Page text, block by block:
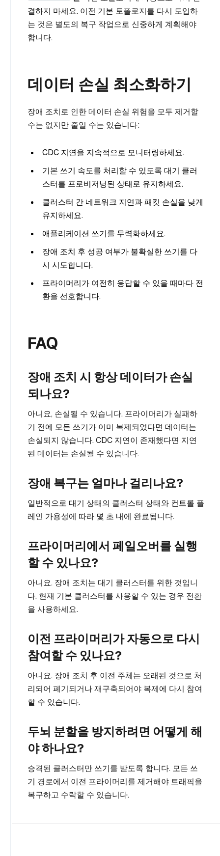
결하지 마세요. 이전 기본 토폴로지를 다시 도입하
는 것은 별도의 복구 작업으로 신중하게 계획해야
합니다.
데이터 손실 최소화하기
장애 조치로 인한 데이터 손실 위험을 모두 제거할
수는 없지만 줄일 수는 있습니다:
CDC 지연을 지속적으로 모니터링하세요.
기본 쓰기 속도를 처리할 수 있도록 대기 클러
스터를 프로비저닝된 상태로 유지하세요.
클러스터 간 네트워크 지연과 패킷 손실을 낮게
유지하세요.
애플리케이션 쓰기를 무력화하세요.
장애 조치 후 성공 여부가 불확실한 쓰기를 다
시 시도합니다.
프라이머리가 여전히 응답할 수 있을 때마다 전
환을 선호합니다.
FAQ
장애 조치 시 항상 데이터가 손실
되나요?
아니요, 손실될 수 있습니다. 프라이머리가 실패하
기 전에 모든 쓰기가 이미 복제되었다면 데이터는
손실되지 않습니다. CDC 지연이 존재했다면 지연
된 데이터는 손실될 수 있습니다.
장애 복구는 얼마나 걸리나요?
일반적으로 대기 상태의 클러스터 상태와 컨트롤 플
레인 가용성에 따라 몇 초 내에 완료됩니다.
프라이머리에서 페일오버를 실행
할 수 있나요?
아니요. 장애 조치는 대기 클러스터를 위한 것입니
다. 현재 기본 클러스터를 사용할 수 있는 경우 전환
을 사용하세요.
이전 프라이머리가 자동으로 다시
참여할 수 있나요?
아니요. 장애 조치 후 이전 주체는 오래된 것으로 처
리되어 폐기되거나 재구축되어야 복제에 다시 참여
할 수 있습니다.
두뇌 분할을 방지하려면 어떻게 해
야 하나요?
승격된 클러스터만 쓰기를 받도록 합니다. 모든 쓰
기 경로에서 이전 프라이머리를 제거해야 트래픽을
복구하고 수락할 수 있습니다.